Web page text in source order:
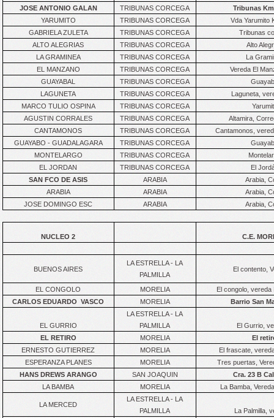
JOSE ANTONIO GALAN
TRIBUNAS CORCEGA
Tribunas
YARUMITO
TRIBUNAS CORCEGA
Vda Yarumito
GABRIELA ZULETA
TRIBUNAS CORCEGA
Tribunas
ALTO ALEGRIAS
TRIBUNAS CORCEGA
Alto
LA GRAMINEA
TRIBUNAS CORCEGA
La
EL MANZANO
TRIBUNAS CORCEGA
Vereda El
GUAYABAL
TRIBUNAS CORCEGA
LAGUNETA
TRIBUNAS CORCEGA
Laguneta,
MARCO TULIO OSPINA
TRIBUNAS CORCEGA
AGUSTIN CORRALES
TRIBUNAS CORCEGA
Altamira,
CANTAMONOS
TRIBUNAS CORCEGA
Cantamonos,
GUAYABO - GUADALAGARA
TRIBUNAS CORCEGA
MONTELARGO
TRIBUNAS CORCEGA
EL JORDAN
TRIBUNAS CORCEGA
El
SAN FCO DE ASIS
ARABIA
Arabia,
ARABIA
ARABIA
Arabia,
JOSE DOMINGO ESC
ARABIA Arabia,
NUCLEO 2 C.E.
BUENOS AIRES
LA ESTRELLA - LA
PALMILLA
El contento,
EL CONGOLO MORELIA
El congolo, vereda
CARLOS EDUARDO VASCO
MORELIA Barrio San
EL GURRIO
LA ESTRELLA - LA
PALMILLA
El Gurrio,
EL RETIRO
MORELIA
El
ERNESTO GUTIERREZ
MORELIA
El frascate,
ESPERANZA PLANES
MORELIA
Tres puertas,
HANS DREWS ARANGO
SAN JOAQUIN
Cra. 23 B
LA BAMBA
MORELIA La Bamba,
LA MERCED
LA ESTRELLA - LA
PALMILLA
La Palmilla,